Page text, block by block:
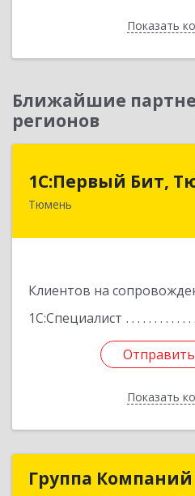
Показать
Ближайшие
регионов
1С:Первый Бит,
Тюмень
Клиентов на
1С:Специалист
Отправить
Показать
625000, Тюменская обл,
Отправить
ГруппаГруппа